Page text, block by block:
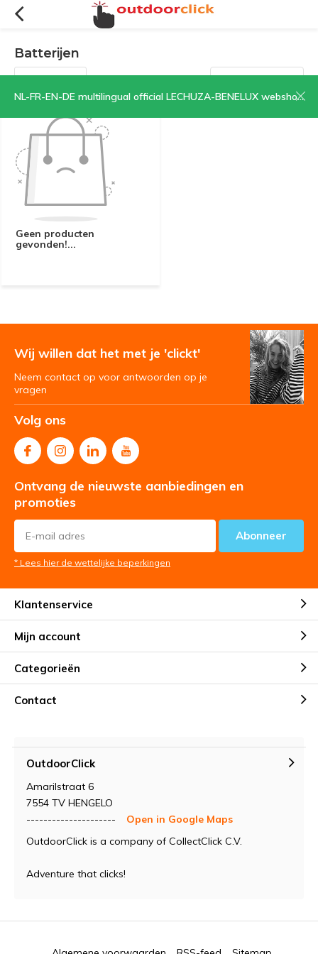
NL-FR-EN-DE multilingual official LECHUZA-BENELUX webshop | CLICK HERE NOW!
Batterijen
Filters Sorteren op:
Geen producten
gevonden!...
Wij willen dat het met je 'clickt'
Neem contact op voor antwoorden op je
vragen
Volg ons
Ontvang de nieuwste aanbiedingen en
promoties
Abonneer
* Lees hier de wettelijke beperkingen
Klantenservice
Mijn account
Categorieën
Contact
OutdoorClick
Amarilstraat 6
7554 TV HENGELO
---------------------
Open in Google Maps
OutdoorClick is a company of CollectClick C.V.
Adventure that clicks!